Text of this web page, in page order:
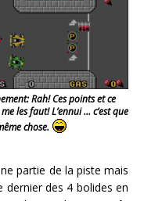
Rah! Ces points et ce
les faut! L’ennui … c’est que
chose.
partie de la piste mais
dernier des 4 bolides en